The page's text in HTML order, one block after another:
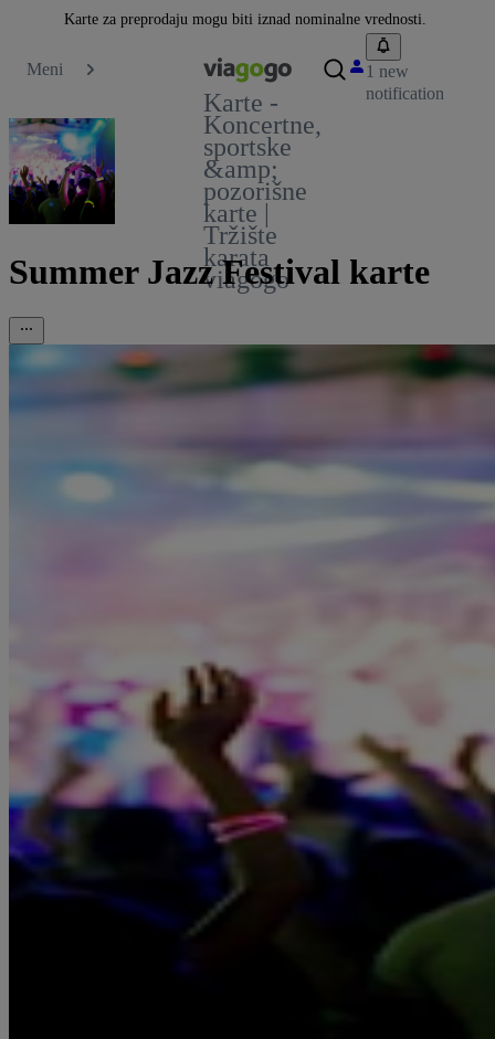
Karte za preprodaju mogu biti iznad nominalne vrednosti.
Meni
Karte -
Koncertne,
sportske
&amp;
pozorišne
karte |
Tržište
karata
viagogo
1 new
notification
Summer Jazz Festival karte